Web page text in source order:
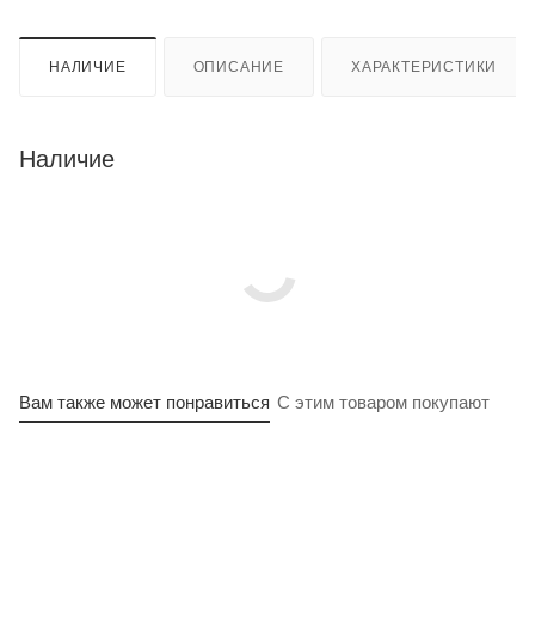
НАЛИЧИЕ ОПИСАНИЕ ХАРАКТЕРИСТИКИ
Наличие
Вам также может понравиться С этим товаром покупают